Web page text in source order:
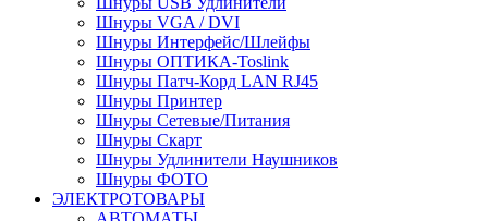
Шнуры VGA / DVI
Шнуры Интерфейс/Шлейфы
Шнуры ОПТИКА-Toslink
Шнуры Патч-Корд LAN RJ45
Шнуры Принтер
Шнуры Сетевые/Питания
Шнуры Скарт
Шнуры Удлинители Наушников
Шнуры ФОТО
ЭЛЕКТРОТОВАРЫ